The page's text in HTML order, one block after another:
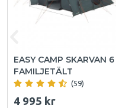
EASY CAMP SKARVAN 6
FAMILJETÄLT
(59)
4 995 kr